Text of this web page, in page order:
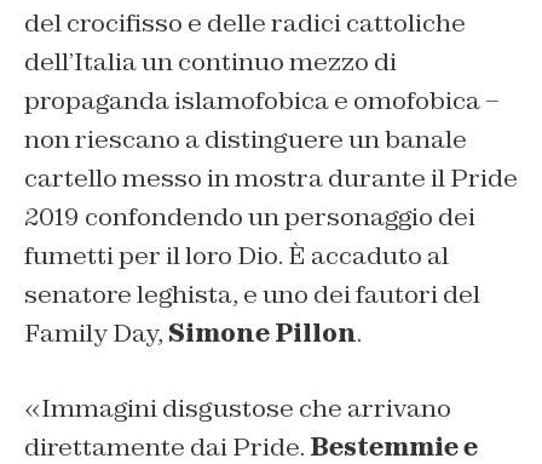
del crocifisso e delle radici cattoliche
dell’Italia un continuo mezzo di
propaganda islamofobica e omofobica –
non riescano a distinguere un banale
cartello messo in mostra durante il Pride
2019 confondendo un personaggio dei
fumetti per il loro Dio. È accaduto al
senatore leghista, e uno dei fautori del
Family Day, Simone Pillon.
«Immagini disgustose che arrivano
direttamente dai Pride. Bestemmie e